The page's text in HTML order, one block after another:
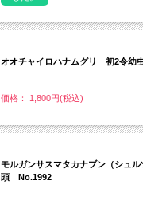
オオチャイロハナムグリ 初2令
価格： 1,800円(税込)
モルガンサスマタカナブン（シュ
頭 No.1992